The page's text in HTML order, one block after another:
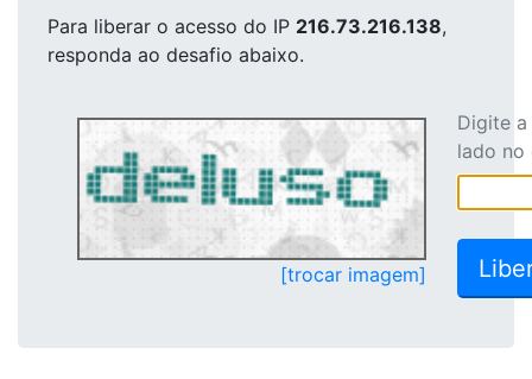
Para liberar o acesso do IP 216.73.216.138,
responda ao desafio abaixo.
[trocar imagem]
Digite
lado no